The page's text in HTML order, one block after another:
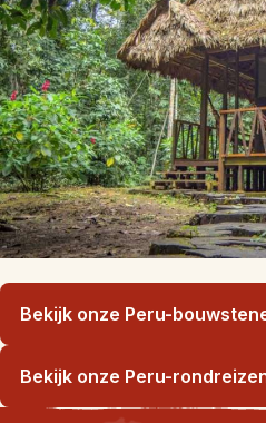
Bekijk onze Peru-
Bekijk onze Peru-